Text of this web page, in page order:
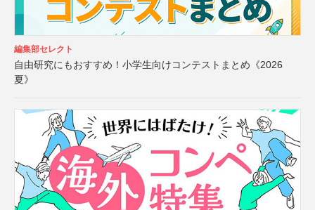
編集部セレクト
自由研究にもおすすめ！小学生向けコンテストまとめ《2026
夏》